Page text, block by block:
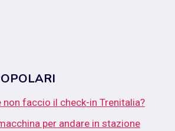
non faccio il check-in Trenitalia?
per andare in stazione